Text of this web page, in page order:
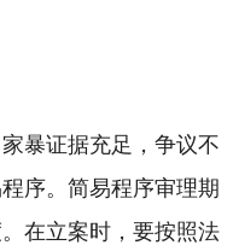
暴证据充足，争议不
序。简易程序审理期
在立案时，要按照法